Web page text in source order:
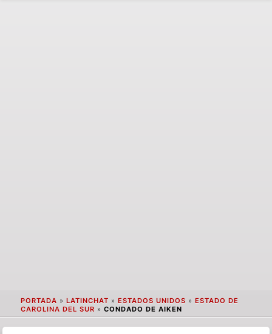
PORTADA » LATINCHAT » ESTADOS UNIDOS » ESTADO DE
CAROLINA DEL SUR » CONDADO DE AIKEN